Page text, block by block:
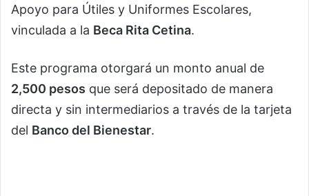
Apoyo para Útiles y Uniformes Escolares,
vinculada a la Beca Rita Cetina.
Este programa otorgará un monto anual de
2,500 pesos que será depositado de manera
directa y sin intermediarios a través de la tarjeta
del Banco del Bienestar.